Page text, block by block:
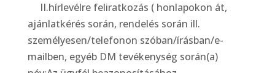
II.hírlevélre feliratkozás ( honlapokon át,
ajánlatkérés során, rendelés során ill.
személyesen/telefonon szóban/írásban/e-
mailben, egyéb DM tevékenység során(a)